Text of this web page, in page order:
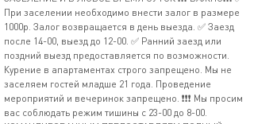
При заселении необходимо внести залог в размере
1000р. Залог возвращается в день выезда. ✅ Заезд
после 14-00, выезд до 12-00. ✅ Ранний заезд или
поздний выезд предоставляется по возможности.
Курение в апартаментах строго запрещено. Мы не
заселяем гостей младше 21 года. Проведение
мероприятий и вечеринок запрещено. ❗️❗️❗️ Мы просим
вас соблюдать режим тишины с 23-00 до 8-00.